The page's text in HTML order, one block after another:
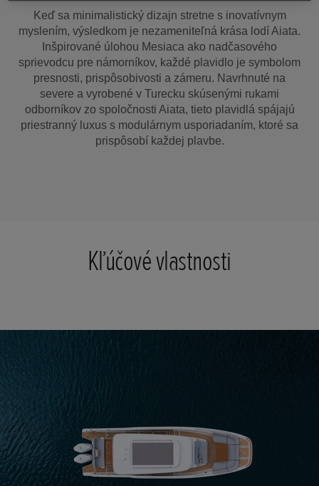
Keď sa minimalistický dizajn stretne s inovatívnym
myslením, výsledkom je nezameniteľná krása lodí Aiata.
Inšpirované úlohou Mesiaca ako nadčasového
sprievodcu pre námorníkov, každé plavidlo je symbolom
presnosti, prispôsobivosti a zámeru. Navrhnuté na
severe a vyrobené v Turecku skúsenými rukami
odborníkov zo spoločnosti Aiata, tieto plavidlá spájajú
priestranný luxus s modulárnym usporiadaním, ktoré sa
prispôsobí každej plavbe.
Kľúčové vlastnosti